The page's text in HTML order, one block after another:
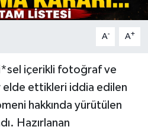
A- A+
içerikli fotoğraf ve
ettikleri iddia edilen
hakkında yürütülen
Hazırlanan